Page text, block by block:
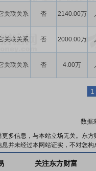
关联关系 否 2140.00万
关联关系 否 2000.00万
关联关系 否 4.00万
1
数据
多信息，与本站立场无关。东
并未经过本网站证实，不对您
关注东方财富